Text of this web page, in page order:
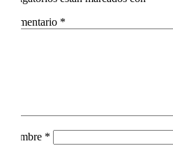
Comentario *
Nombre *